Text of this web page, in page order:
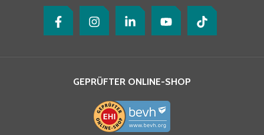
GEPRÜFTER ONLINE-SHOP